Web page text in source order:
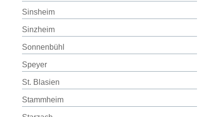
Sinsheim
Sinzheim
Sonnenbühl
Speyer
St. Blasien
Stammheim